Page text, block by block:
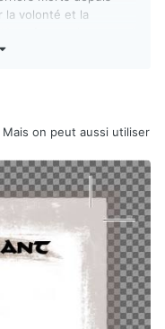
la volonté et la
avoir terrorisé et
a souhaité s’unir
femmes, pourtant
Ikhmet.
au jeune Stygien,
et soucieux de
du prêtre fou pour
du Styx pour
de mort
lugubre linceul venait
Mais on peut aussi utiliser